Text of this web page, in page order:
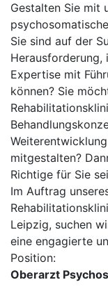
Gestalten Sie mit
Sie sind auf der
Herausforderung,
Expertise mit
können? Sie
mitgestalten?
Richtige für Sie
Im Auftrag
Leipzig, suchen
eine engagierte
Position:
Oberarzt